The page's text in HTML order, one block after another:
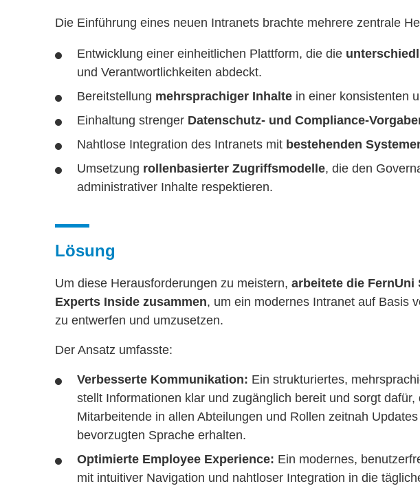
Die Einführung eines neuen Intranets brachte mehrere zentrale
Entwicklung einer einheitlichen Plattform, die die
und Verantwortlichkeiten abdeckt.
Bereitstellung mehrsprachiger Inhalte in einer konsistenten
Einhaltung strenger Datenschutz- und Compliance-
Nahtlose Integration des Intranets mit bestehenden
Umsetzung rollenbasierter Zugriffsmodelle, die den
administrativer Inhalte respektieren.
Lösung
Um diese Herausforderungen zu meistern, arbeitete die FernUni
Experts Inside zusammen, um ein modernes Intranet auf Basis
zu entwerfen und umzusetzen.
Der Ansatz umfasste:
Verbesserte Kommunikation: Ein strukturiertes,
stellt Informationen klar und zugänglich bereit und sorgt dafür,
Mitarbeitende in allen Abteilungen und Rollen zeitnah
bevorzugten Sprache erhalten.
Optimierte Employee Experience: Ein modernes,
mit intuitiver Navigation und nahtloser Integration in die